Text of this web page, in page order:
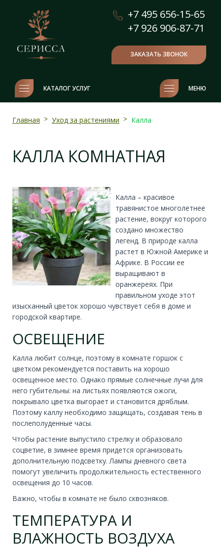
+7 495 656-15-65
+7 926 906-87-71
ЗАКАЗАТЬ ЗВОНОК
КАТАЛОГ УСЛУГ МЕНЮ
Главная > Уход за растениями > Калла
КАЛЛА КОМНАТНАЯ
Калла – красивое
травянистое многолетнее
растение, вокруг которого
создано множество
легенд. В природе калла
растет в Южной Америке и
Африке. В России ее
выращивают в
оранжереях. При
правильном уходе этот
изысканный цветок хорошо чувствует себя в доме и
городской квартире.
ОСВЕЩЕНИЕ
Калла любит солнце, поэтому в комнате горшок с
цветком рекомендуется поставить на хорошо
освещенное место. Однако прямые солнечные лучи для
него губительны: на листьях появляются ожоги,
покрывало цветка выгорает и становится дряблым.
Поэтому каллу необходимо защищать, создавая тень в
послеполуденные часы.
Чтобы растение выпустило стрелку и образовало
соцветие, в зимнее время придется организовать
дополнительную подсветку. Лампы дневного света
помогут увеличить продолжительность естественного
освещения до 10 часов.
Важно, чтобы в комнате не было сквозняков.
ТЕМПЕРАТУРА И
ВЛАЖНОСТЬ ВОЗДУХА